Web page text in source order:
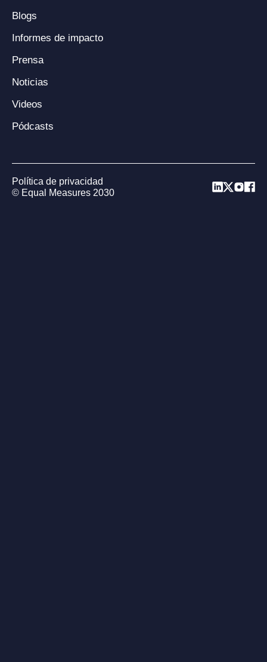
Blogs
Informes de impacto
Prensa
Noticias
Videos
Pódcasts
© Equal Measures 2030
Política de privacidad